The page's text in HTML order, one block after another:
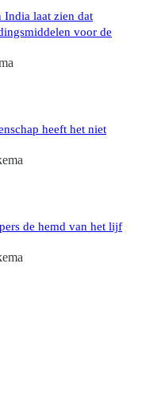
laat zien dat
voor de
heeft het niet
de hemd van het lijf